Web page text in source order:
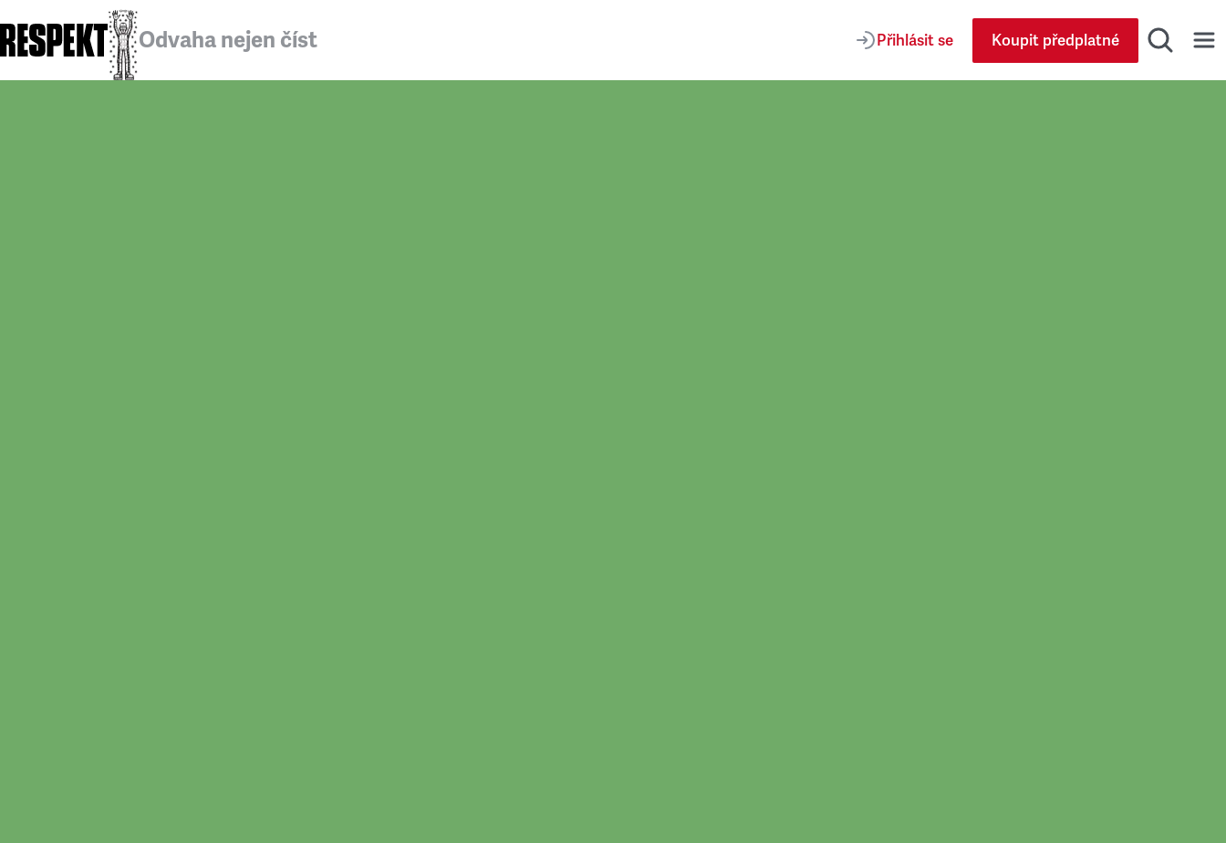
Odvaha nejen číst Přihlásit se Koupit předplatné